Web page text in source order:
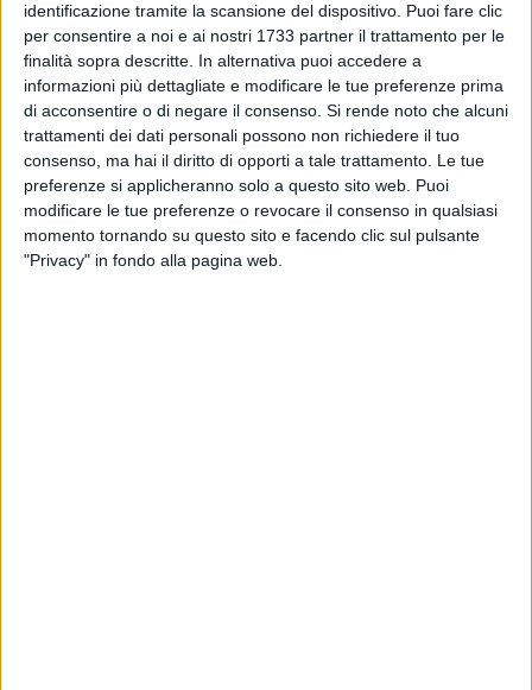
identificazione tramite la scansione del dispositivo. Puoi fare clic
per consentire a noi e ai nostri 1733 partner il trattamento per le
finalità sopra descritte. In alternativa puoi accedere a
informazioni più dettagliate e modificare le tue preferenze prima
di acconsentire o di negare il consenso. Si rende noto che alcuni
trattamenti dei dati personali possono non richiedere il tuo
consenso, ma hai il diritto di opporti a tale trattamento. Le tue
preferenze si applicheranno solo a questo sito web. Puoi
modificare le tue preferenze o revocare il consenso in qualsiasi
momento tornando su questo sito e facendo clic sul pulsante
"Privacy" in fondo alla pagina web.
Tragedia a Polignano a Mare. Nel tardo pomeriggio di
domenica 17 agosto, un
23enne originario di Catania
si è
tuffato da una scogliera, dall'altezza di sei metri circa. Fatale
l'impatto violento con l'acqua nella zona diLama
Monachile.
Il ragazzo era in Puglia per trascorrere le vacanze con amici
e dopo l'impatto con la superficie del mare aveva perso
subito conoscenza.